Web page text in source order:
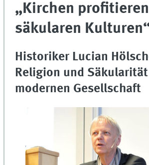
„Kirchen
säkularen
Historiker Lucian
Religion und
modernen Gesellschaft